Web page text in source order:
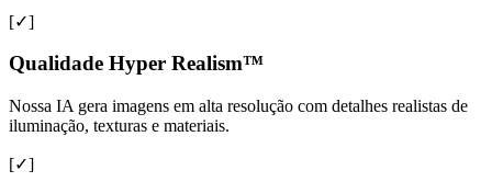
[✓]
Qualidade Hyper Realism™
Nossa IA gera imagens em alta resolução com detalhes realistas de
iluminação, texturas e materiais.
[✓]